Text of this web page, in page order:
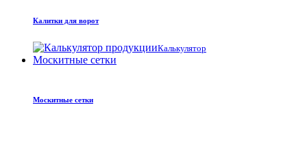
Калитки для ворот
Калькулятор
Москитные сетки
Москитные сетки